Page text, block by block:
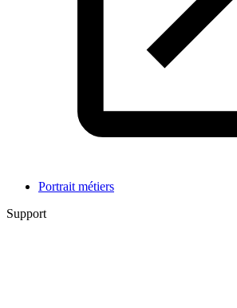
Portrait métiers
Support